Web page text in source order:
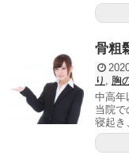
骨粗
り , 胸
中高年
当院で
寝起き